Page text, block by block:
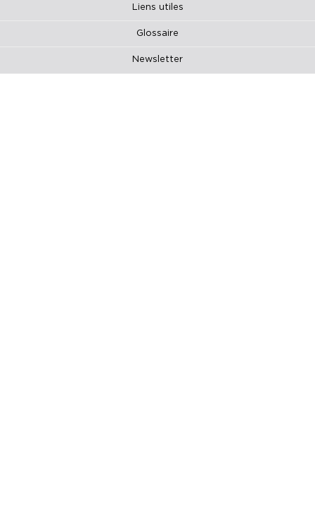
Liens utiles
Glossaire
Newsletter